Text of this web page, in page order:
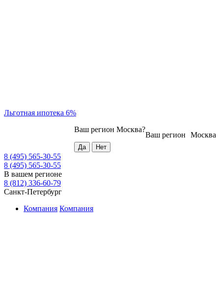
Льготная ипотека 6%
Москва
Ваш регион
Ваш регион Москва?
8 (495) 565-30-55
8 (495) 565-30-55
В вашем регионе
8 (812) 336-60-79
Санкт-Петербург
Компания Компания